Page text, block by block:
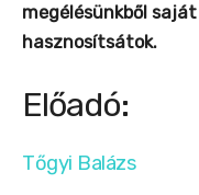
megélésünkből
hasznosítsátok.
Előadó:
Tőgyi Balázs